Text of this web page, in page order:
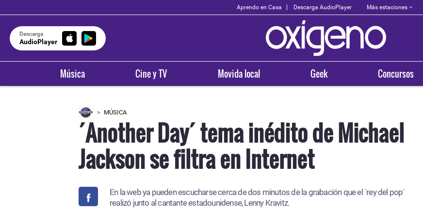
Aprendo en Casa Descarga AudioPlayer Más estaciones
Descarga
AudioPlayer
Música Cine y TV Movida local Geek Concursos
MÚSICA
´Another Day´ tema inédito de Michael
Jackson se filtra en Internet
En la web ya pueden escucharse cerca de dos minutos de la grabación que el ´rey del pop´
realizó junto al cantante estadounidense, Lenny Kravitz.